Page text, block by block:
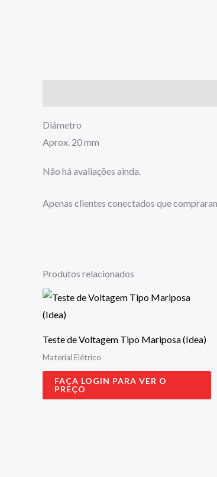
Diâmetro
Aprox. 20 mm
Não há avaliações ainda.
Apenas clientes conectados que
Produtos relacionados
Teste de Voltagem Tipo Mariposa (Idea)
Material Elétrico
FAÇA LOGIN PARA VER O
PREÇO